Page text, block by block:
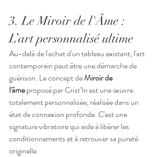
3. Le Miroir de l'Âme :
L’art personnalisé ultime
Au-delà de l'achat d'un tableau existant, l'art
contemporain peut être une démarche de
guérison. Le concept de Miroir de
l'âme proposé par Crist’In est une œuvre
totalement personnalisée, réalisée dans un
état de connexion profonde. C'est une
signature vibratoire qui aide à libérer les
conditionnements et à retrouver sa pureté
originelle.